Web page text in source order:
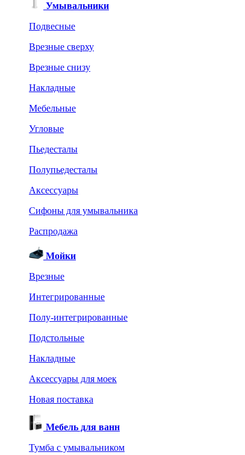
Умывальники
Подвесные
Врезные сверху
Врезные снизу
Накладные
Мебельные
Угловые
Пьедесталы
Полупьедесталы
Аксессуары
Сифоны для умывальника
Распродажа
Мойки
Врезные
Интегрированные
Полу-интегрированные
Подстольные
Накладные
Аксессуары для моек
Новая поставка
Мебель для ванн
Тумба с умывальником